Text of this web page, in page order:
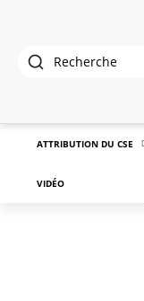
ATTRIBUTION DU CSE
VIDÉO